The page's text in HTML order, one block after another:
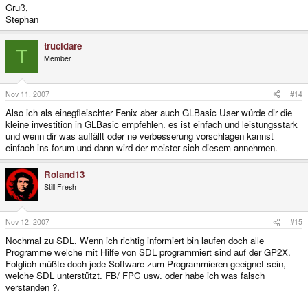
Gruß,
Stephan
T trucidare
Member
Nov 11, 2007 #14
Also ich als einegfleischter Fenix aber auch GLBasic User würde dir die
kleine investition in GLBasic empfehlen. es ist einfach und leistungsstark
und wenn dir was auffällt oder ne verbesserung vorschlagen kannst
einfach ins forum und dann wird der meister sich diesem annehmen.
Roland13
Still Fresh
Nov 12, 2007 #15
Nochmal zu SDL. Wenn ich richtig informiert bin laufen doch alle
Programme welche mit Hilfe von SDL programmiert sind auf der GP2X.
Folglich müßte doch jede Software zum Programmieren geeignet sein,
welche SDL unterstützt. FB/ FPC usw. oder habe ich was falsch
verstanden ?.